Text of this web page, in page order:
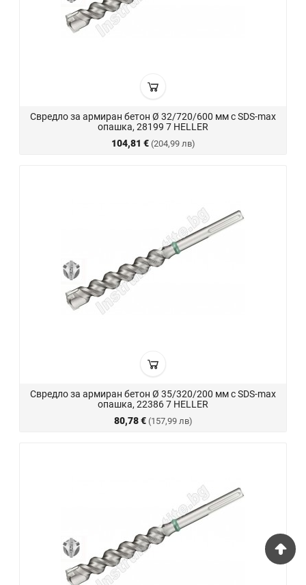
Свредло за армиран бетон Ø 32/720/600 мм с SDS-max
опашка, 28199 7 HELLER
104,81 € (204,99 лв)
Свредло за армиран бетон Ø 35/320/200 мм с SDS-max
опашка, 22386 7 HELLER
80,78 € (157,99 лв)